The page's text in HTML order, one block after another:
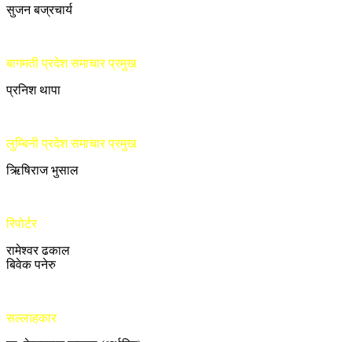
सुजन बज्रचार्य
बागमती प्रदेश समाचार प्रमुख
प्रनिश थापा
लुम्बिनी प्रदेश समाचार प्रमुख
ऋिषिराज भुसाल
रिपोर्टर
रामेश्वर ढकाल
बिवेक पनेरु
सल्लाहकार